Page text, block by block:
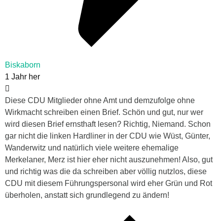
Biskaborn
1 Jahr her
Diese CDU Mitglieder ohne Amt und demzufolge ohne
Wirkmacht schreiben einen Brief. Schön und gut, nur wer
wird diesen Brief ernsthaft lesen? Richtig, Niemand. Schon
gar nicht die linken Hardliner in der CDU wie Wüst, Günter,
Wanderwitz und natürlich viele weitere ehemalige
Merkelaner, Merz ist hier eher nicht auszunehmen! Also, gut
und richtig was die da schreiben aber völlig nutzlos, diese
CDU mit diesem Führungspersonal wird eher Grün und Rot
überholen, anstatt sich grundlegend zu ändern!